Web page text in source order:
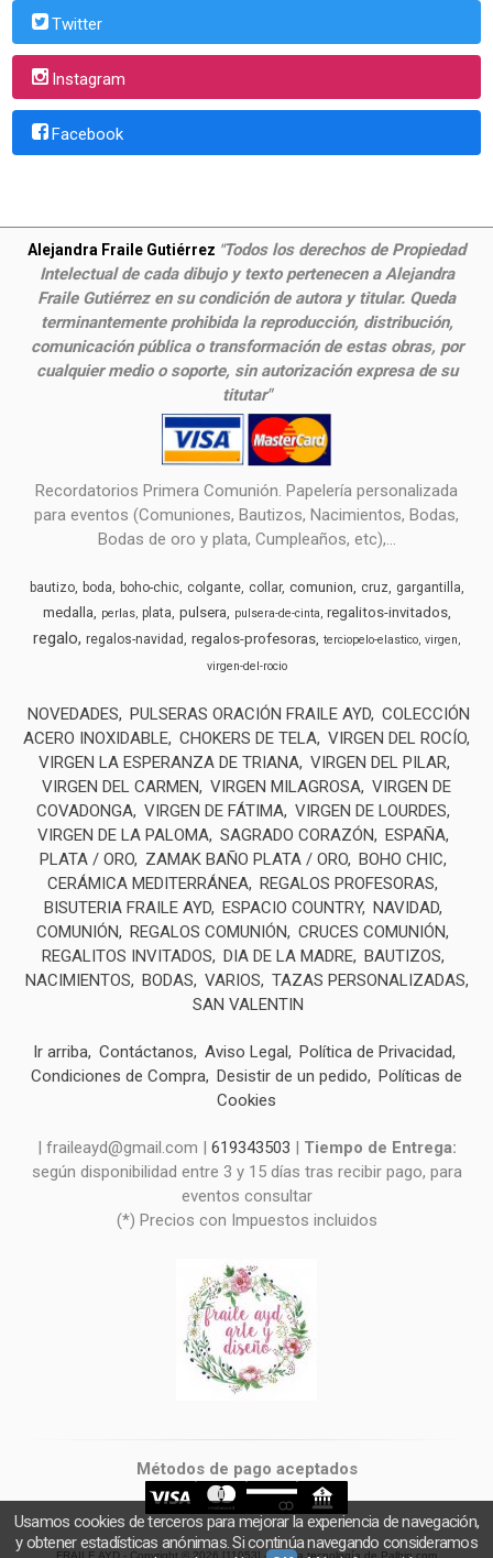
Twitter
Instagram
Facebook
Alejandra Fraile Gutiérrez "Todos los derechos de Propiedad
Intelectual de cada dibujo y texto pertenecen a Alejandra
Fraile Gutiérrez en su condición de autora y titular. Queda
terminantemente prohibida la reproducción, distribución,
comunicación pública o transformación de estas obras, por
cualquier medio o soporte, sin autorización expresa de su
titutar"
Recordatorios Primera Comunión. Papelería personalizada
para eventos (Comuniones, Bautizos, Nacimientos, Bodas,
Bodas de oro y plata, Cumpleaños, etc),...
bautizo boda boho-chic colgante collar comunion cruz gargantilla
medalla perlas plata pulsera pulsera-de-cinta regalitos-invitados
regalo regalos-navidad regalos-profesoras terciopelo-elastico virgen
virgen-del-rocio
NOVEDADES PULSERAS ORACIÓN FRAILE AYD COLECCIÓN
ACERO INOXIDABLE CHOKERS DE TELA VIRGEN DEL ROCÍO
VIRGEN LA ESPERANZA DE TRIANA VIRGEN DEL PILAR
VIRGEN DEL CARMEN
VIRGEN MILAGROSA VIRGEN DE
COVADONGA VIRGEN DE FÁTIMA VIRGEN DE LOURDES
VIRGEN DE LA PALOMA SAGRADO CORAZÓN
ESPAÑA
PLATA / ORO
ZAMAK BAÑO PLATA / ORO BOHO CHIC
CERÁMICA MEDITERRÁNEA REGALOS PROFESORAS
BISUTERIA FRAILE AYD ESPACIO COUNTRY NAVIDAD
COMUNIÓN
REGALOS COMUNIÓN
CRUCES COMUNIÓN
REGALITOS INVITADOS
DIA DE LA MADRE BAUTIZOS
NACIMIENTOS
BODAS VARIOS
TAZAS PERSONALIZADAS
SAN VALENTIN
Ir arriba Contáctanos Aviso Legal
Política de Privacidad
Condiciones de Compra Desistir de un pedido
Políticas de
Cookies
| fraileayd@gmail.com | 619343503 | Tiempo de Entrega:
según disponibilidad entre 3 y 15 días tras recibir pago, para
eventos consultar
(*) Precios con Impuestos incluidos
Métodos de pago aceptados
FRAILE AYD - Copyright © 2026 [11053] - Con la tecnología de Palbin.com
Usamos cookies de terceros para mejorar la experiencia de navegación,
y obtener estadísticas anónimas. Si continúa navegando consideramos